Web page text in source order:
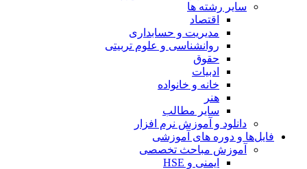
سایر رشته ها
اقتصاد
مدیریت و حسابداری
روانشناسی و علوم تربیتی
حقوق
ادبیات
خانه و خانواده
هنر
سایر مطالب
دانلود و آموزش نرم افزار
فایل‌ها و دوره های آموزشی
آموزش مباحث تخصصی
ایمنی و HSE